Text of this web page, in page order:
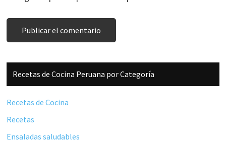
Barra
lateral
principal
Recetas de Cocina Peruana por Categoría
Recetas de Cocina
Recetas
Ensaladas saludables